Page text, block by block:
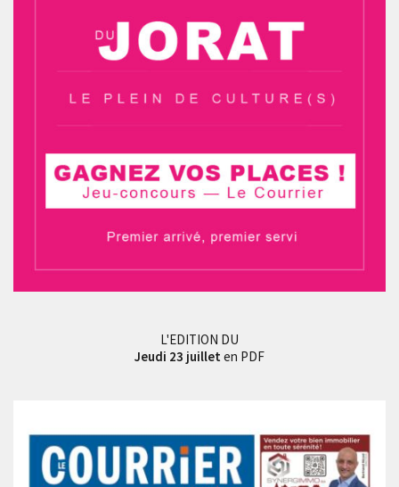
L'EDITION DU
Jeudi 23 juillet en PDF